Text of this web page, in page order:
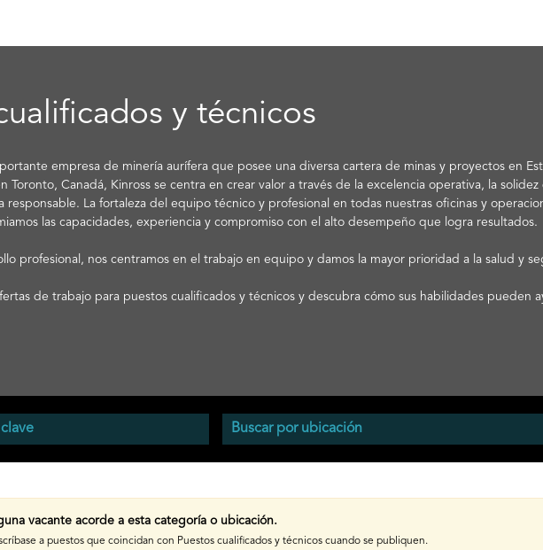
y técnicos
empresa de minería aurífera que posee una diversa cartera de minas y proyectos en
Toronto, Canadá, Kinross se centra en crear valor a través de la excelencia operativa, la
responsable. La fortaleza del equipo técnico y profesional en todas nuestras oficinas y
las capacidades, experiencia y compromiso con el alto desempeño que logra resultados.
profesional, nos centramos en el trabajo en equipo y damos la mayor prioridad a la salud y
de trabajo para puestos cualificados y técnicos y descubra cómo sus habilidades pueden
vacante acorde a esta categoría o ubicación.
a puestos que coincidan con Puestos cualificados y técnicos cuando se publiquen.